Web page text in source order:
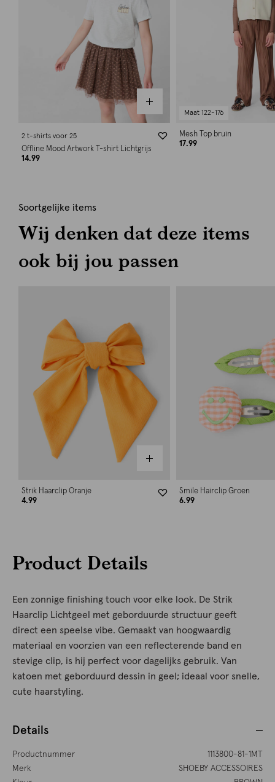
2 t-shirts voor 25
Offline Mood Artwork T-shirt Lichtgrijs
14.99
Maat 122-176
Mesh Top bruin
17.99
Soortgelijke items
Wij denken dat deze items
ook bij jou passen
Strik Haarclip Oranje
4.99
Smile Hairclip Groen
6.99
Product Details
Een zonnige finishing touch voor elke look. De Strik
Haarclip Lichtgeel met geborduurde structuur geeft
direct een speelse vibe. Gemaakt van hoogwaardig
materiaal en voorzien van een reflecterende band en
stevige clip, is hij perfect voor dagelijks gebruik. Van
katoen met geborduurd dessin in geel; ideaal voor snelle,
cute haarstyling.
Details
Productnummer
1113800-81-1MT
Merk
SHOEBY ACCESSOIRES